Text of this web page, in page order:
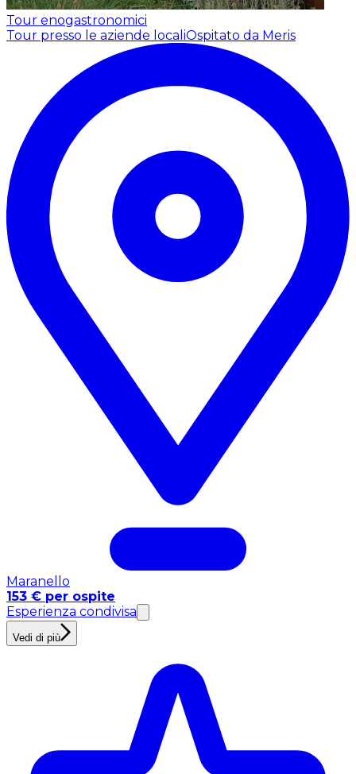
Tour enogastronomici
Tour presso le aziende localiOspitato da Meris
Maranello
153 € per ospite
Esperienza condivisa
Vedi di più